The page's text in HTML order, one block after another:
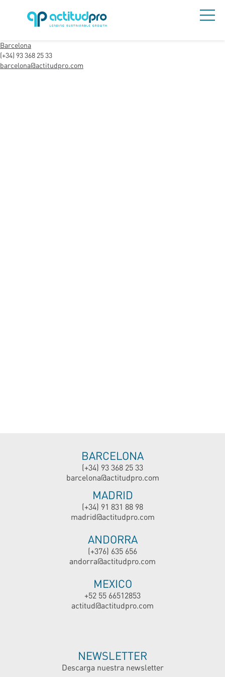
Barcelona
(+34) 93 368 25 33
barcelona@actitudpro.com
BARCELONA
(+34) 93 368 25 33
barcelona@actitudpro.com
MADRID
(+34) 91 831 88 98
madrid@actitudpro.com
ANDORRA
(+376) 635 656
andorra@actitudpro.com
MEXICO
+52 55 66512853
actitud@actitudpro.com
NEWSLETTER
Descarga nuestra newsletter